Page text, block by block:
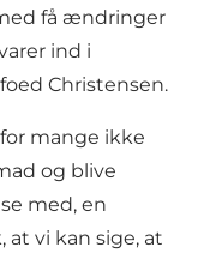
få ændringer
ind i
Christensen.
mange ikke
og blive
med, en
vi kan sige, at